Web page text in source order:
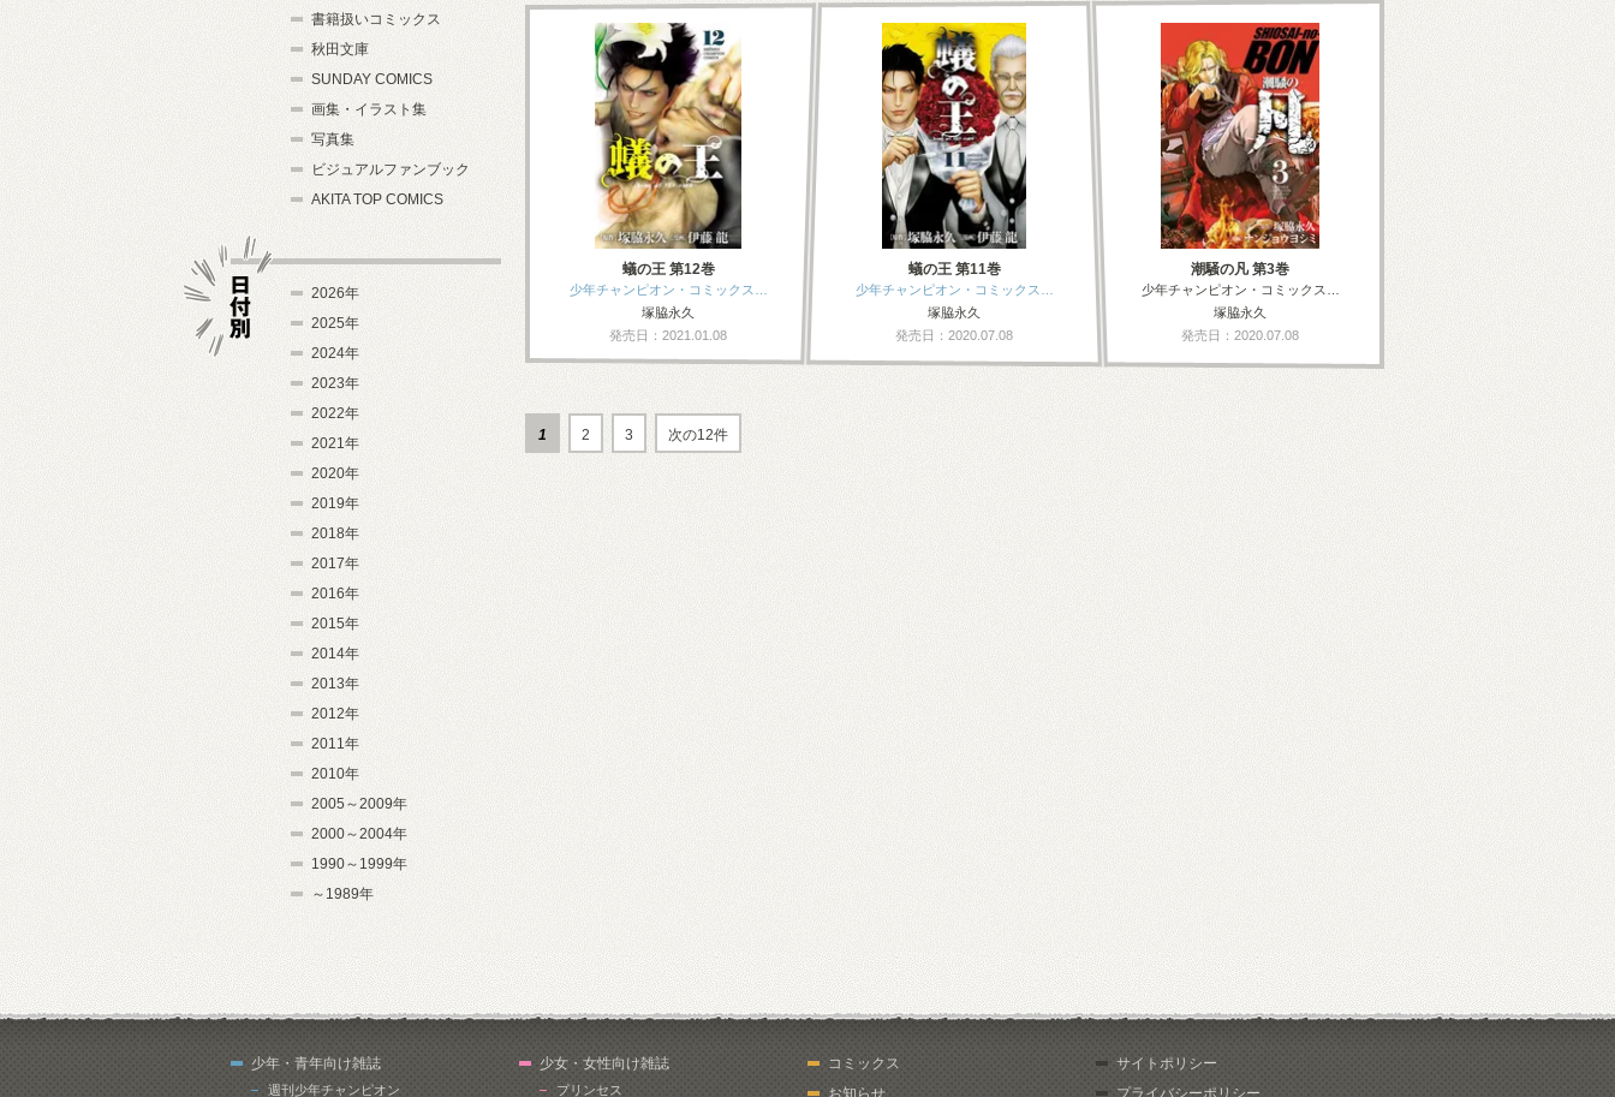
蟻の王 第12巻
少年チャンピオン・コミックス…
塚脇永久
発売日：2021.01.08
蟻の王 第11巻
少年チャンピオン・コミックス…
塚脇永久
発売日：2020.07.08
潮騒の凡 第3巻
少年チャンピオン・コミックス…
塚脇永久
発売日：2020.07.08
1 2 3 次の12件
書籍扱いコミックス
秋田文庫
SUNDAY COMICS
画集・イラスト集
写真集
ビジュアルファンブック
AKITA TOP COMICS
2026年
2025年
2024年
2023年
2022年
2021年
2020年
2019年
2018年
2017年
2016年
2015年
2014年
2013年
2012年
2011年
2010年
2005～2009年
2000～2004年
1990～1999年
～1989年
少年・青年向け雑誌
週刊少年チャンピオン
少女・女性向け雑誌
プリンセス
コミックス
お知らせ
サイトポリシー
プライバシーポリシー